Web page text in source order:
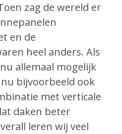
zag de wereld er
en de
heel anders. Als
allemaal mogelijk
bijvoorbeeld ook
met verticale
daken beter
leren wij veel